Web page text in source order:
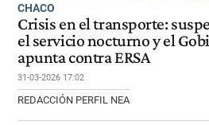
CHACO
Crisis en el transporte:
el servicio nocturno y el
apunta contra ERSA
31-03-2026 17:02
REDACCIÓN PERFIL NEA